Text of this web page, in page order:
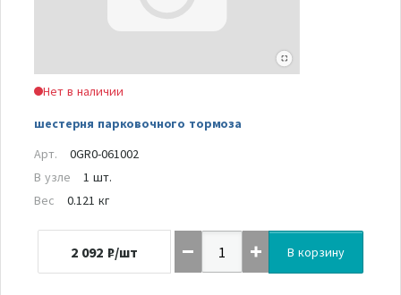
Нет в наличии
шестерня парковочного тормоза
Арт.
0GR0-061002
В узле
1 шт.
Вес
0.121 кг
2 092 ₽/шт В корзину